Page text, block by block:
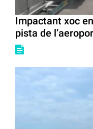
Impactant xoc
pista de